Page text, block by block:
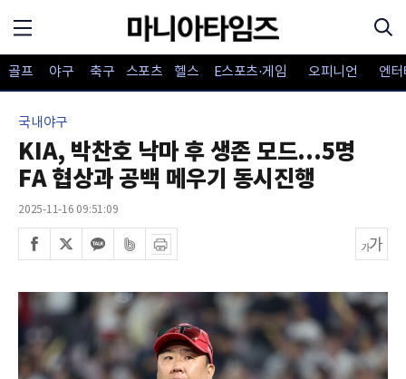
골프 야구 축구 스포츠 헬스 E스포츠·게임 오피니언 엔
국내야구
KIA, 박찬호 낙마 후 생존 모드...5명
FA 협상과 공백 메우기 동시진행
2025-11-16 09:51:09